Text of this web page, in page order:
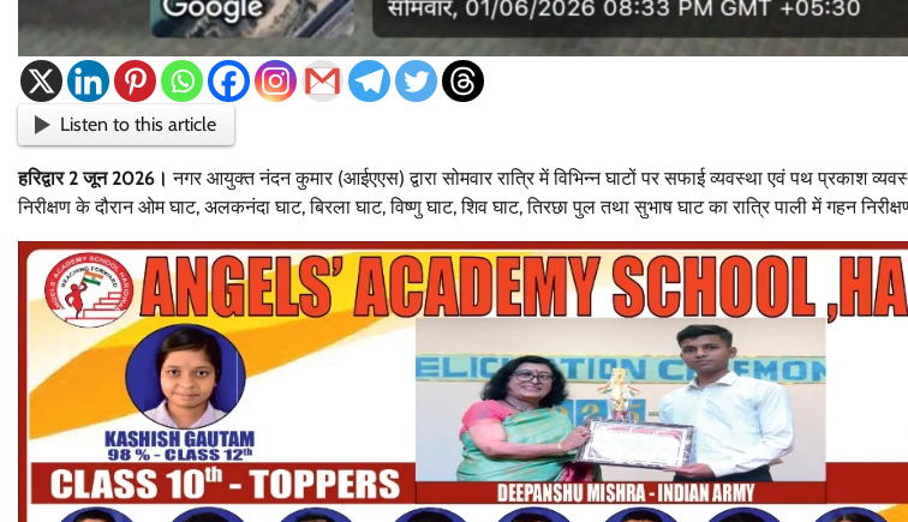
Listen to this article
हरिद्वार 2 जून 2026। नगर आयुक्त नंदन कुमार (आईएएस) द्वारा सोमवार रात्रि में विभिन्न घाटों पर सफाई व्यवस्था एवं पथ प्रकाश
निरीक्षण के दौरान ओम घाट, अलकनंदा घाट, बिरला घाट, विष्णु घाट, शिव घाट, तिरछा पुल तथा सुभाष घाट का रात्रि पाली में गहन